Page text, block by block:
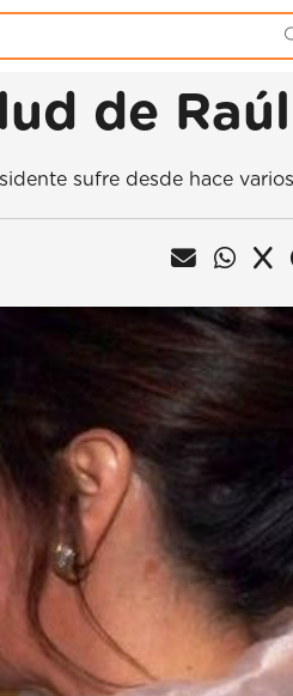
de
sufre desde hace